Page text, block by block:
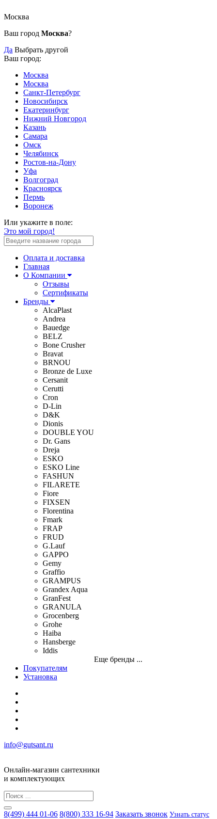
Москва
Ваш город Москва?
Да Выбрать другой
Ваш город:
Москва
Москва
Санкт-Петербург
Новосибирск
Екатеринбург
Нижний Новгород
Казань
Самара
Омск
Челябинск
Ростов-на-Дону
Уфа
Волгоград
Красноярск
Пермь
Воронеж
Или укажите в поле:
Это мой город!
Оплата и доставка
Главная
О Компании
Отзывы
Сертификаты
Бренды
AlcaPlast
Andrea
Bauedge
BELZ
Bone Crusher
Bravat
BRNOU
Bronze de Luxe
Cersanit
Cerutti
Cron
D-Lin
D&K
Dionis
DOUBLE YOU
Dr. Gans
Dreja
ESKO
ESKO Line
FASHUN
FILARETE
Fiore
FIXSEN
Florentina
Fmark
FRAP
FRUD
G.Lauf
GAPPO
Gemy
Graffio
GRAMPUS
Grandex Aqua
GranFest
GRANULA
Grocenberg
Grohe
Haiba
Hansberge
Iddis
Еще бренды ...
Покупателям
Установка
info@gutsant.ru
Онлайн-магазин сантехники
и комплектующих
8(499) 444 01-06 8(800) 333 16-94 Заказать звонок Узнать статус